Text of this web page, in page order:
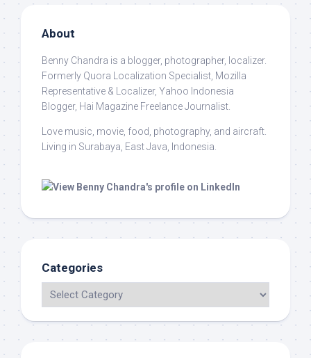
About
Benny Chandra is a blogger, photographer, localizer.
Formerly Quora Localization Specialist, Mozilla
Representative & Localizer, Yahoo Indonesia
Blogger, Hai Magazine Freelance Journalist.
Love music, movie, food, photography, and aircraft.
Living in Surabaya, East Java, Indonesia.
Categories